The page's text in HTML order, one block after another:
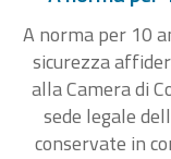
A norma per 10
sicurezza
alla Camera di
sede legale
conservate in